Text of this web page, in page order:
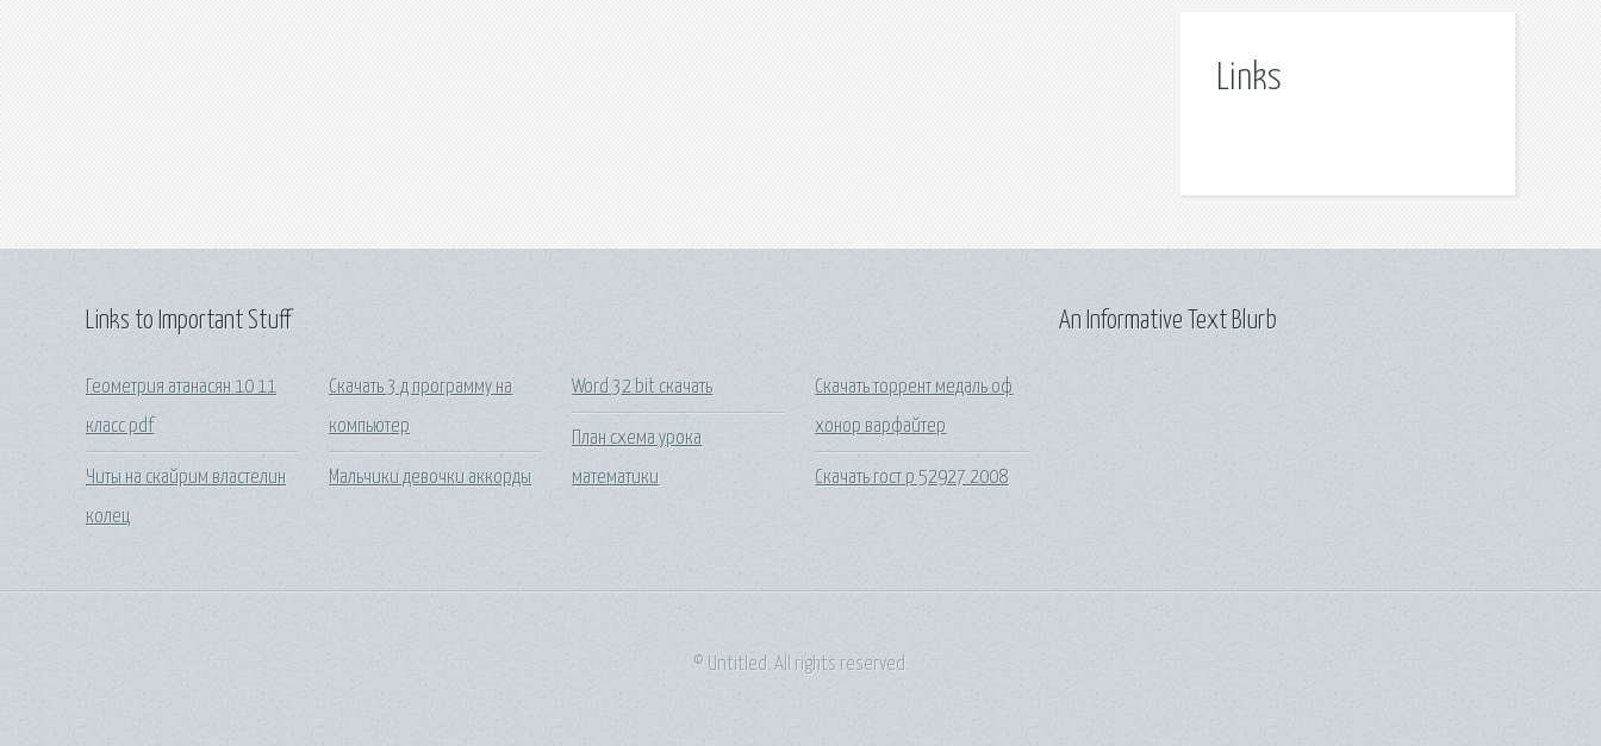
Links
Links to Important Stuff
Геометрия атанасян 10 11
класс pdf
Читы на скайрим властелин
колец
Скачать 3 д программу на
компьютер
Мальчики девочки аккорды
Word 32 bit скачать
План схема урока
математики
Скачать торрент медаль оф
хонор варфайтер
Скачать гост р 52927 2008
An Informative Text Blurb
© Untitled. All rights reserved.